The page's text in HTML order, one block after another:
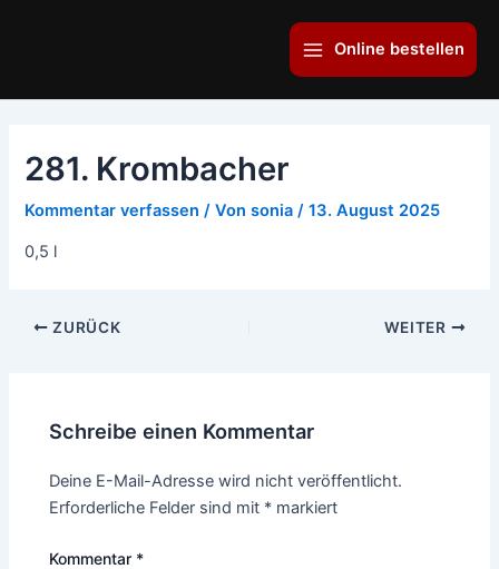
Main
Menu
Online bestellen
281. Krombacher
Kommentar verfassen / Vonsonia/13. August 2025
0,5 l
ZURÜCK WEITER
Schreibe einen Kommentar
Deine E-Mail-Adresse wird nicht veröffentlicht.
Erforderliche Felder sind mit * markiert
Kommentar *